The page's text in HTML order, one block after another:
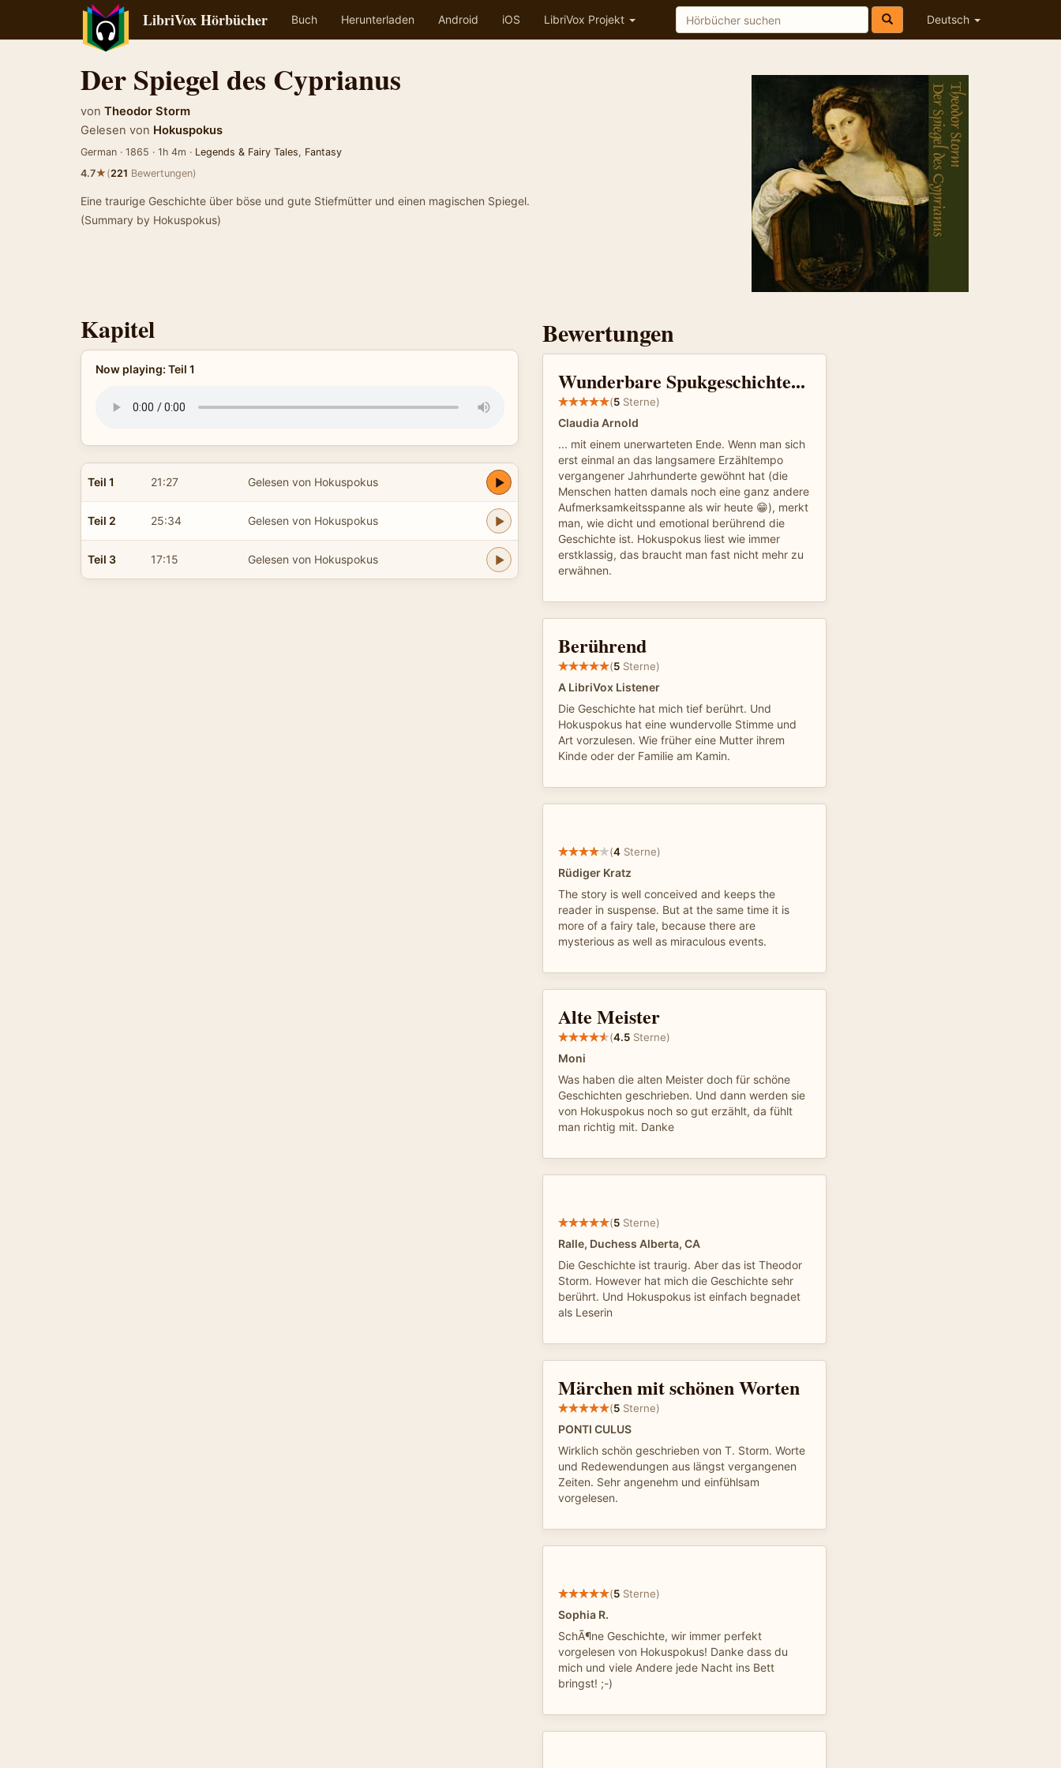
LibriVox Hörbücher Buch Herunterladen Android iOS LibriVox Projekt Deutsch
Der Spiegel des Cyprianus
von Theodor Storm
Gelesen von Hokuspokus
German · 1865 · 1h 4m · Legends & Fairy Tales, Fantasy
4.7★(221 Bewertungen)
Eine traurige Geschichte über böse und gute Stiefmütter und einen magischen Spiegel.
(Summary by Hokuspokus)
Kapitel
Now playing: Teil 1
Teil 1 21:27 Gelesen von Hokuspokus
Teil 2 25:34 Gelesen von Hokuspokus
Teil 3 17:15 Gelesen von Hokuspokus
Bewertungen
Wunderbare Spukgeschichte...
(5 Sterne)
Claudia Arnold
... mit einem unerwarteten Ende. Wenn man sich
erst einmal an das langsamere Erzähltempo
vergangener Jahrhunderte gewöhnt hat (die
Menschen hatten damals noch eine ganz andere
Aufmerksamkeitsspanne als wir heute 😁), merkt
man, wie dicht und emotional berührend die
Geschichte ist. Hokuspokus liest wie immer
erstklassig, das braucht man fast nicht mehr zu
erwähnen.
Berührend
(5 Sterne)
A LibriVox Listener
Die Geschichte hat mich tief berührt. Und
Hokuspokus hat eine wundervolle Stimme und
Art vorzulesen. Wie früher eine Mutter ihrem
Kinde oder der Familie am Kamin.
(4 Sterne)
Rüdiger Kratz
The story is well conceived and keeps the
reader in suspense. But at the same time it is
more of a fairy tale, because there are
mysterious as well as miraculous events.
Alte Meister
(4.5 Sterne)
Moni
Was haben die alten Meister doch für schöne
Geschichten geschrieben. Und dann werden sie
von Hokuspokus noch so gut erzählt, da fühlt
man richtig mit. Danke
(5 Sterne)
Ralle, Duchess Alberta, CA
Die Geschichte ist traurig. Aber das ist Theodor
Storm. However hat mich die Geschichte sehr
berührt. Und Hokuspokus ist einfach begnadet
als Leserin
Märchen mit schönen Worten
(5 Sterne)
PONTI CULUS
Wirklich schön geschrieben von T. Storm. Worte
und Redewendungen aus längst vergangenen
Zeiten. Sehr angenehm und einfühlsam
vorgelesen.
(5 Sterne)
Sophia R.
SchÃ¶ne Geschichte, wir immer perfekt
vorgelesen von Hokuspokus! Danke dass du
mich und viele Andere jede Nacht ins Bett
bringst! ;-)